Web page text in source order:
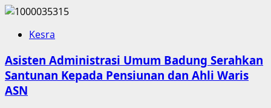
Kesra
Asisten Administrasi Umum Badung Serahkan
Santunan Kepada Pensiunan dan Ahli Waris
ASN